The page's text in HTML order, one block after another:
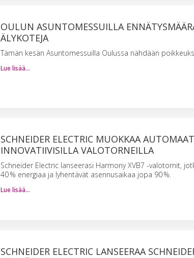
OULUN ASUNTOMESSUILLA
ÄLYKOTEJA
Tämän kesän Asuntomessuilla Oulussa nähdään
Lue lisää…
SCHNEIDER ELECTRIC MUOKKAA
INNOVATIIVISILLA VALOTORNEILLA
Schneider Electric lanseerasi Harmony XVB7 -valotornit,
40 % energiaa ja lyhentävät asennusaikaa jopa 90 %.
Lue lisää…
SCHNEIDER ELECTRIC LANSEERAA